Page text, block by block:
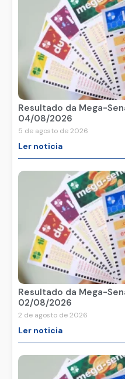
Resultado da Mega-
04/08/2026
5 de agosto de 2026
Ler noticia
Resultado da Mega-
02/08/2026
2 de agosto de 2026
Ler noticia